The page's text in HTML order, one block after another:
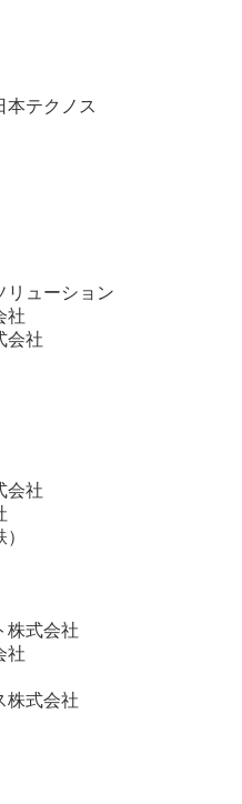
本テクノス
リューション
社
会社
会社
株式会社
社
株式会社